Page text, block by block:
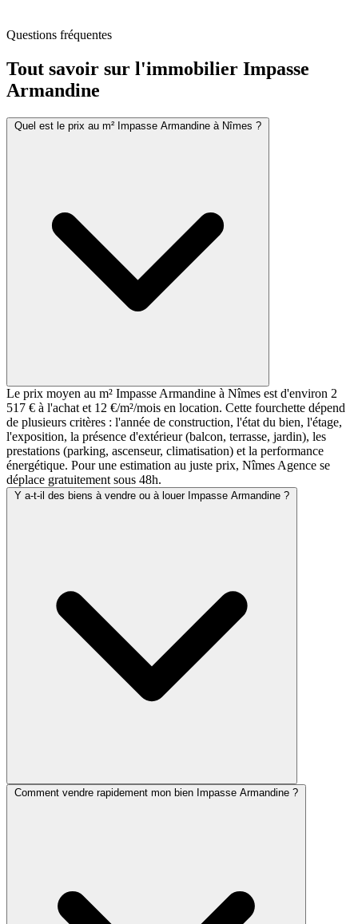
Questions fréquentes
Tout savoir sur l'immobilier Impasse
Armandine
Quel est le prix au m² Impasse Armandine à Nîmes ?
Le prix moyen au m² Impasse Armandine à Nîmes est d'environ 2
517 € à l'achat et 12 €/m²/mois en location. Cette fourchette dépend
de plusieurs critères : l'année de construction, l'état du bien, l'étage,
l'exposition, la présence d'extérieur (balcon, terrasse, jardin), les
prestations (parking, ascenseur, climatisation) et la performance
énergétique. Pour une estimation au juste prix, Nîmes Agence se
déplace gratuitement sous 48h.
Y a-t-il des biens à vendre ou à louer Impasse Armandine ?
Comment vendre rapidement mon bien Impasse Armandine ?